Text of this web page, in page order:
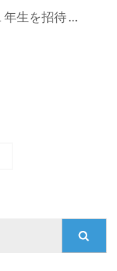
年生を招待 …